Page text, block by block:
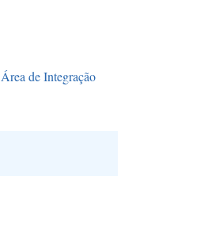
Área de Integração